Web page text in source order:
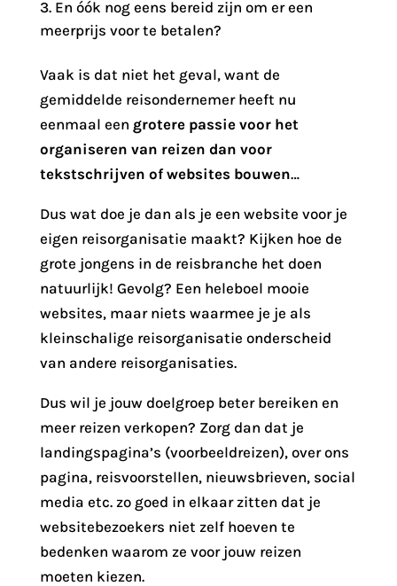
En óók nog eens bereid zijn om er een
meerprijs voor te betalen?
Vaak is dat niet het geval, want de
gemiddelde reisondernemer heeft nu
eenmaal een grotere passie voor het
organiseren van reizen dan voor
tekstschrijven of websites bouwen…
Dus wat doe je dan als je een website voor je
eigen reisorganisatie maakt? Kijken hoe de
grote jongens in de reisbranche het doen
natuurlijk! Gevolg? Een heleboel mooie
websites, maar niets waarmee je je als
kleinschalige reisorganisatie onderscheid
van andere reisorganisaties.
Dus wil je jouw doelgroep beter bereiken en
meer reizen verkopen? Zorg dan dat je
landingspagina’s (voorbeeldreizen), over ons
pagina, reisvoorstellen, nieuwsbrieven, social
media etc. zo goed in elkaar zitten dat je
websitebezoekers niet zelf hoeven te
bedenken waarom ze voor jouw reizen
moeten kiezen.